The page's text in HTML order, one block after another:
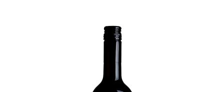
8,20 €